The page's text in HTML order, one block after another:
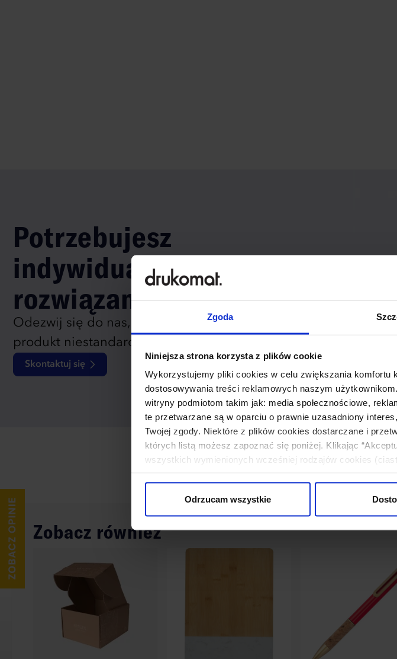
Zgoda
Niniejsza strona korzysta z plików cookie
Wykorzystujemy pliki cookies w celu zwiększania
dostosowywania treści reklamowych naszym
witryny podmiotom takim jak: media społecznościowe,
te przetwarzane są w oparciu o prawnie uzasadniony
Twojej zgody. Niektóre z plików cookies dostarczane i
których listą możesz zapoznać się poniżej. Klikając
wszystkich wymienionych wcześniej rodzajów cookies
Odrzucam wszystkie
Potrzebujesz
indywidualnego
rozwiązania?
Odezwij się do nas, aby omówić
produkt niestandardowy.
Skontaktuj się
Zobacz również